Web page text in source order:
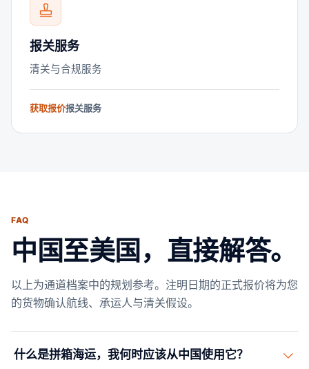
报关服务
清关与合规服务
获取报价报关服务
FAQ
中国至美国，直接解答。
以上为通道档案中的规划参考。注明日期的正式报价将为您
的货物确认航线、承运人与清关假设。
什么是拼箱海运，我何时应该从中国使用它？